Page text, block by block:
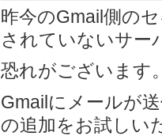
昨今のGmail側の
されていないサー
恐れがございます
Gmailにメールが
の追加をお試しい